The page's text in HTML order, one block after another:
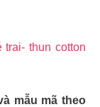
thun cotton
mẫu mã theo